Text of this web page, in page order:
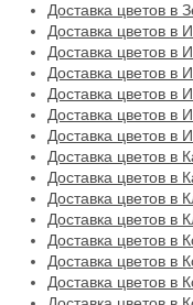
Доставка цветов в
Доставка цветов в
Доставка цветов в
Доставка цветов в
Доставка цветов в
Доставка цветов в
Доставка цветов в
Доставка цветов в
Доставка цветов в
Доставка цветов в
Доставка цветов в
Доставка цветов в
Доставка цветов в
Доставка цветов в